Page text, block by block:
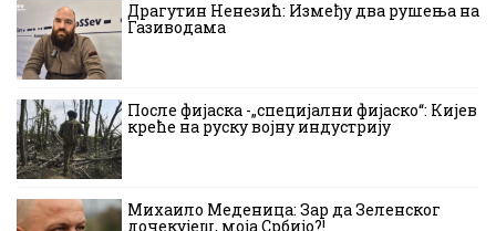
Драгутин Ненезић: Између два рушења на
Газиводама
После фијаска -„специјални фијаско“: Кијев
креће на руску војну индустрију
Михаило Меденица: Зар да Зеленског
дочекујеш, моја Србијо?!